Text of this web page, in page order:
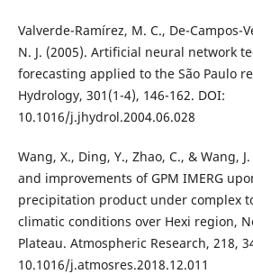
Valverde-Ramírez, M. C., De-Campos-
N. J. (2005). Artificial neural network
forecasting applied to the São Paulo
Hydrology, 301(1-4), 146-162. DOI:
10.1016/j.jhydrol.2004.06.028
Wang, X., Ding, Y., Zhao, C., & Wang,
and improvements of GPM IMERG
precipitation product under complex
climatic conditions over Hexi region,
Plateau. Atmospheric Research, 218,
10.1016/j.atmosres.2018.12.011